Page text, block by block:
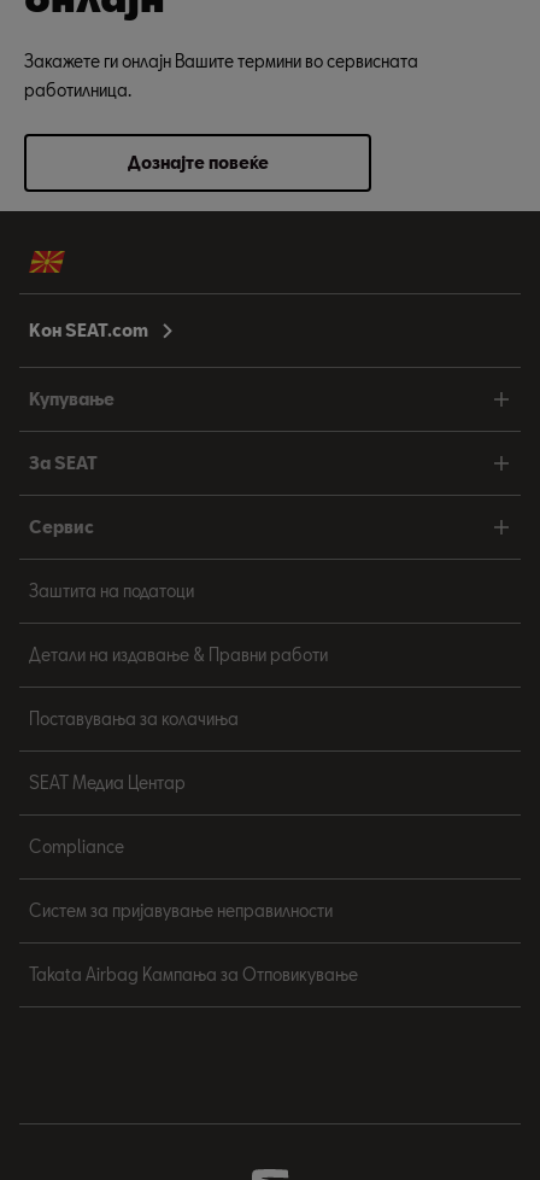
Закажете ги онлајн Вашите термини во сервисната
работилница.
Дознајте повеќе
Кон SEAT.com
Купување
За SEAT
Сервис
Заштита на податоци
Детали на издавање & Правни работи
Поставувања за колачиња
SEAT Медиа Центар
Compliance
Систем за пријавување неправилности
Takata Airbag Кампања за Отповикување